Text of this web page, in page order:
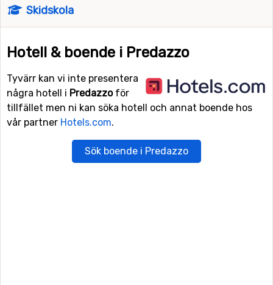
Skidskola
Hotell & boende i Predazzo
Tyvärr kan vi inte presentera
några hotell i Predazzoför
tillfället men ni kan söka hotell och annat boende hos
vår partner Hotels.com.
Sök boende i Predazzo